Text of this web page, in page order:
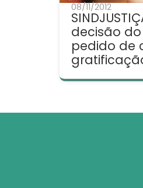
08/11/2012
decisão do
pedido de